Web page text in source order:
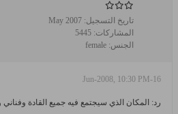
تاريخ التسجيل: May 2007
المشاركات: 5445
الجنس: female
16-Jun-2008, 10:30 PM
رد: المكان الذي سيجتمع فيه جميع القادة وفناني